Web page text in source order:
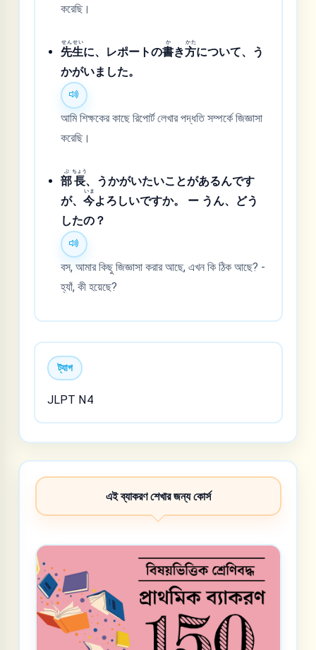
করেছি।
先
せん
生
せい
に、レポートの書
か
き方
かた
について、う
かがいました。
আমি শিক্ষকের কাছে রিপোর্ট লেখার পদ্ধতি সম্পর্কে জিজ্ঞাসা
করেছি।
部
ぶ
長
ちょう
、うかがいたいことがあるんです
が、今
いま
よろしいですか。 ー うん、どう
したの？
বস, আমার কিছু জিজ্ঞাসা করার আছে, এখন কি ঠিক আছে? -
হ্যাঁ, কী হয়েছে?
ট্যাগ
JLPT N4
এই ব্যাকরণ শেখার জন্য কোর্স